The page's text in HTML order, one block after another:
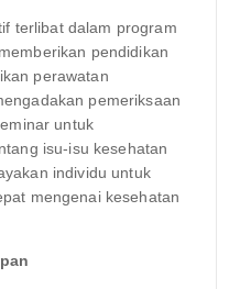
terlibat dalam program
pendidikan
perawatan
pemeriksaan
untuk
isu-isu kesehatan
individu untuk
mengenai kesehatan